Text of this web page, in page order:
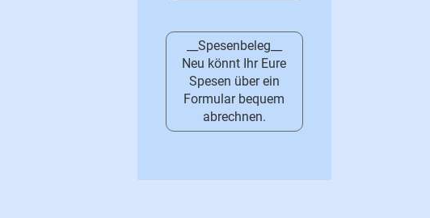
__Spesenbeleg__
Neu könnt Ihr Eure
Spesen über ein
Formular bequem
abrechnen.